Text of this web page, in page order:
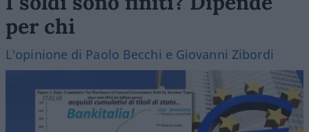
per chi
L'opinione di Paolo Becchi e Giovanni Zibordi